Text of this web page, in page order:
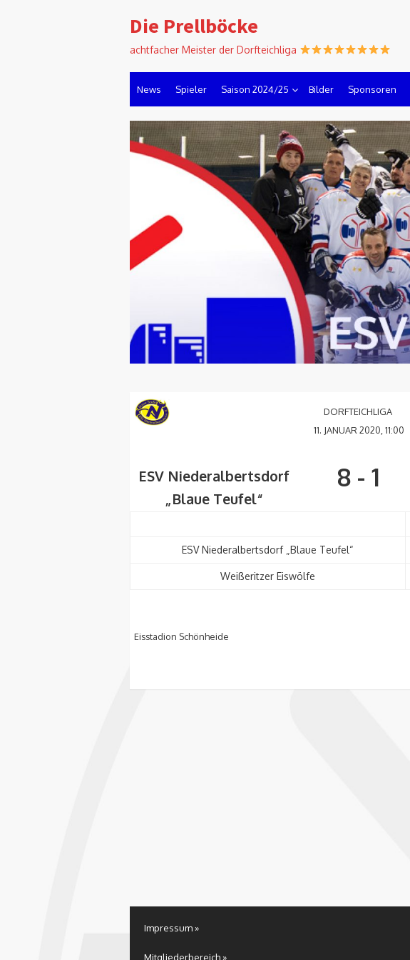
to
Die Prellböcke
achtfacher Meister der Dorfteichliga
News Spieler Saison 2024/25 Bilder Sponsoren
DORFTEICHLIGA
11. JANUAR 2020, 11:00
ESV Niederalbertsdorf
„Blaue Teufel“
8 - 1
ESV Niederalbertsdorf „Blaue Teufel“
Weißeritzer Eiswölfe
Eisstadion Schönheide
Impressum »
Mitgliederbereich »